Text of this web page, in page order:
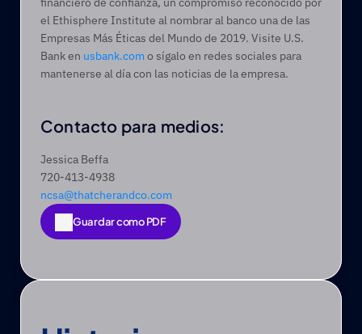
el Ethisphere Institute al nombrar al banco una de las
Empresas Más Éticas del Mundo de 2019. Visite U.S.
Bank en usbank.com o sígalo en redes sociales para
mantenerse al día con las noticias de la empresa.
Contacto para medios:
Jessica Beffa
720-413-4938
ncsa@thatcherandco.com
Guardar como PDF
Guardar como PDF